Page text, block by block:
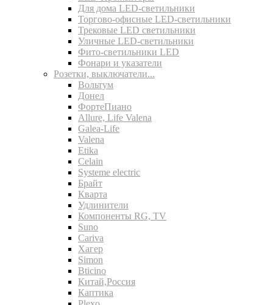
Для дома LED-светильники
Торгово-офисные LED-светильники
Трековые LED светильники
Уличные LED-светильники
Фито-светильники LED
Фонари и указатели
Розетки, выключатели...
Вольтум
Донел
ФортеПиано
Allure, Life Valena
Galea-Life
Valena
Etika
Celain
Systeme electric
Брайт
Кварта
Удлинители
Компоненты RG, TV
Suno
Cariva
Хагер
Simon
Bticino
Китай,Россия
Каптика